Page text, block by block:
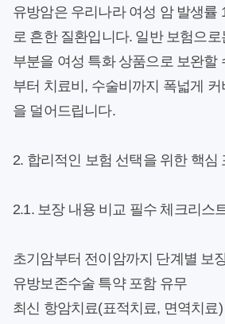
유방암은 우리나라 여성 암 발생률
로 흔한 질환입니다. 일반 보험으
부분을 여성 특화 상품으로 보완할
부터 치료비, 수술비까지 폭넓게
을 덜어드립니다.
2. 합리적인 보험 선택을 위한 핵심
2.1. 보장 내용 비교 필수 체크리스
초기암부터 전이암까지 단계별 보
유방보존수술 특약 포함 유무
최신 항암치료(표적치료, 면역치료)